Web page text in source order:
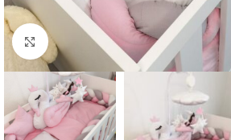
Click to enlarge